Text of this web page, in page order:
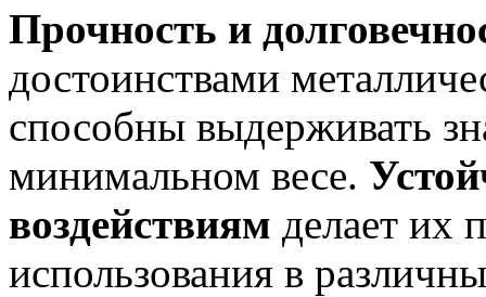
Прочность и
достоинствами
способны выдерживать
минимальном весе.
воздействиям делает их
использования в